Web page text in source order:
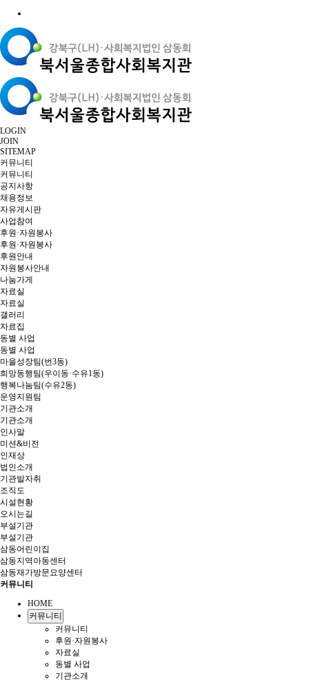
LOGIN
JOIN
SITEMAP
커뮤니티
커뮤니티
공지사항
채용정보
자유게시판
사업참여
후원·자원봉사
후원·자원봉사
후원안내
자원봉사안내
나눔가게
자료실
자료실
갤러리
자료집
동별 사업
동별 사업
마을성장팀(번3동)
희망동행팀(우이동·수유1동)
행복나눔팀(수유2동)
운영지원팀
기관소개
기관소개
인사말
미션&비전
인재상
법인소개
기관발자취
조직도
시설현황
오시는길
부설기관
부설기관
삼동어린이집
삼동지역아동센터
삼동재가방문요양센터
커뮤니티
HOME
커뮤니티
커뮤니티
후원·자원봉사
자료실
동별 사업
기관소개